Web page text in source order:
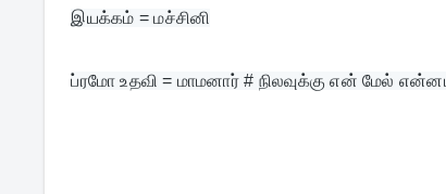
இயக்கம் = மச்சினி
ப்ரமோ உதவி = மாமனார் # நிலவுக்கு என் மேல்